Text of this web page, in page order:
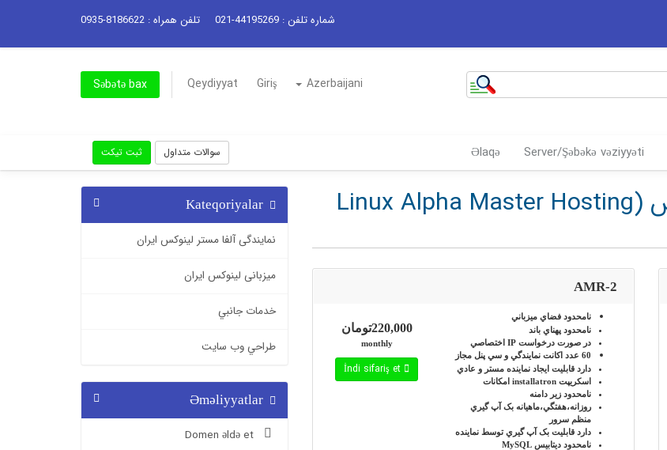
شماره تلفن : 44195269-021 تلفن همراه : 8186622-0935
Azerbaijani
Giriş
Qeydiyyat
Səbətə bax
Server/Şəbəkə vəziyyəti
Əlaqə سوالات متداول ثبت تیکت
نمایندگی آلفا مستر میزبانی لینوکس (Linux Alpha Master Hosting Kateqoriyalar
نمایندگی آلفا مستر لینوکس ایران
میزبانی لینوکس ایران
خدمات جانبي
طراحي وب سايت
Əməliyyatlar
Domen əldə et
AMR-2
نامحدود فضاي ميزباني
نامحدودپهناي باند
در صورت درخواستIP اختصاصي
60 عدد
اکانت نمايندگي و سي پنل مجاز
داردقابليت ايجاد نماينده مستر و عادي
اسکريپت installatron
امکانات
نامحدودزير دامنه
روزانه،هفتگي،ماهيانهبک آپ گيري
منظم سرور
داردقابليت بک آپ گيري توسط نماينده
نامحدودديتابيس MySQL
220,000تومان
monthly